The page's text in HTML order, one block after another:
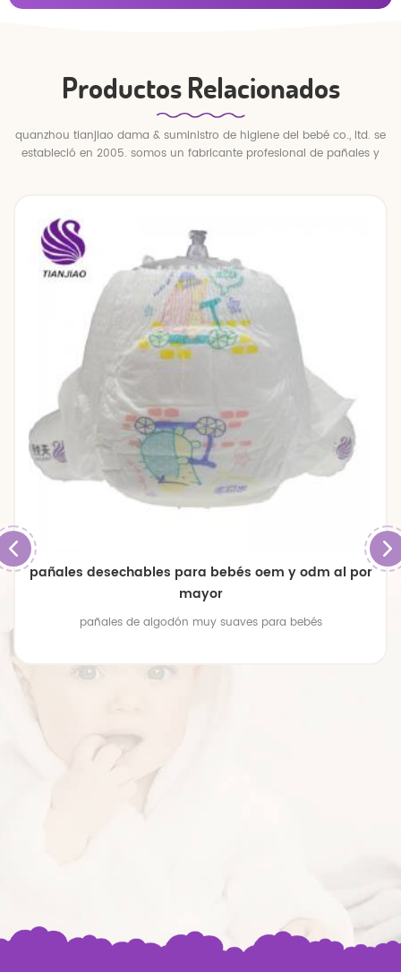
Productos Relacionados
quanzhou tianjiao dama & suministro de higiene del bebé co., ltd. se
estableció en 2005. somos un fabricante profesional de pañales y
pañales desechables para bebés oem y odm al por
mayor
pañales de algodón muy suaves para bebés